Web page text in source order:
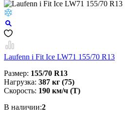
Laufenn i Fit Ice LW71 155/70 R13
Размер: 155/70 R13
Нагрузка: 387 кг (75)
Скорость: 190 км/ч (T)
В наличии:2